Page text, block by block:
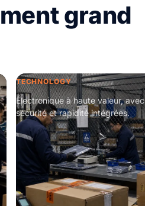
grand
TECHNOLOGY
Électronique à haute valeur, avec
sécurité et rapidité intégrées.